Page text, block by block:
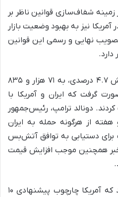
شفاف‌سازی قوانین ناظر بر
نیز به بهبود وضعیت بازار
نهایی و رسمی این قوانین
دارد.
رشد قیمت بیت‌کوین با افزایش ۴.۷ درصدی، به ۷۱ هزار و ۸۳۵
صورت گرفت که ایران و آمریکا با
دونالد ترامپ، رئیس‌جمهور
از هرگونه حمله به ایران
برای دستیابی به توافق آتش‌بس
همچنین موجب افزایش قیمت
مقامات ایرانی نیز تایید کردند که آمریکا چارچوب پیشنهادی ۱۰